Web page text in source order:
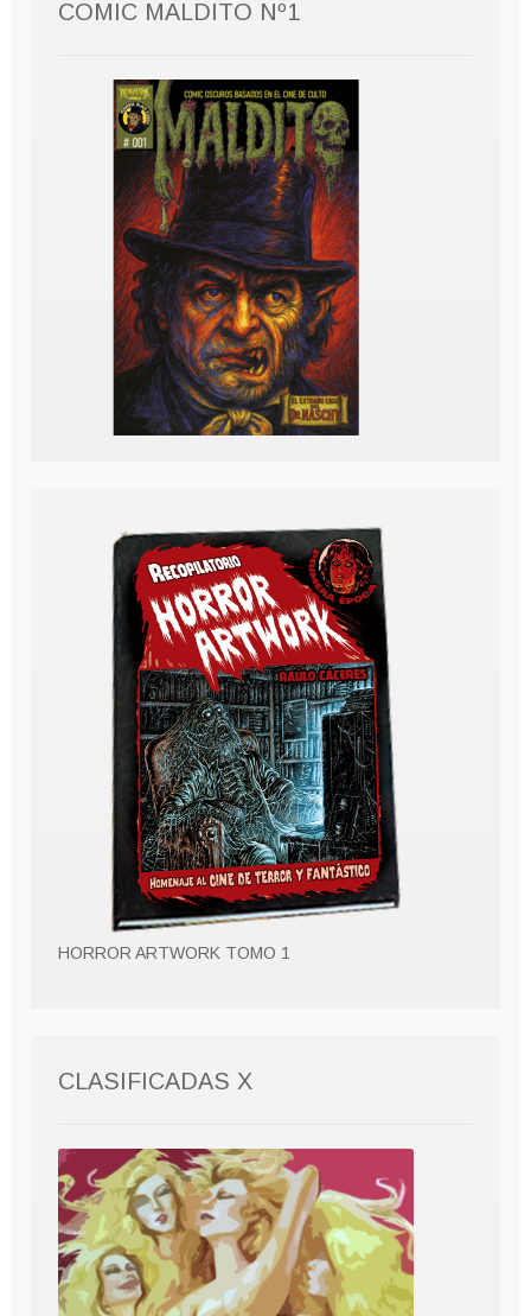
COMIC MALDITO Nº1
HORROR ARTWORK TOMO 1
CLASIFICADAS X